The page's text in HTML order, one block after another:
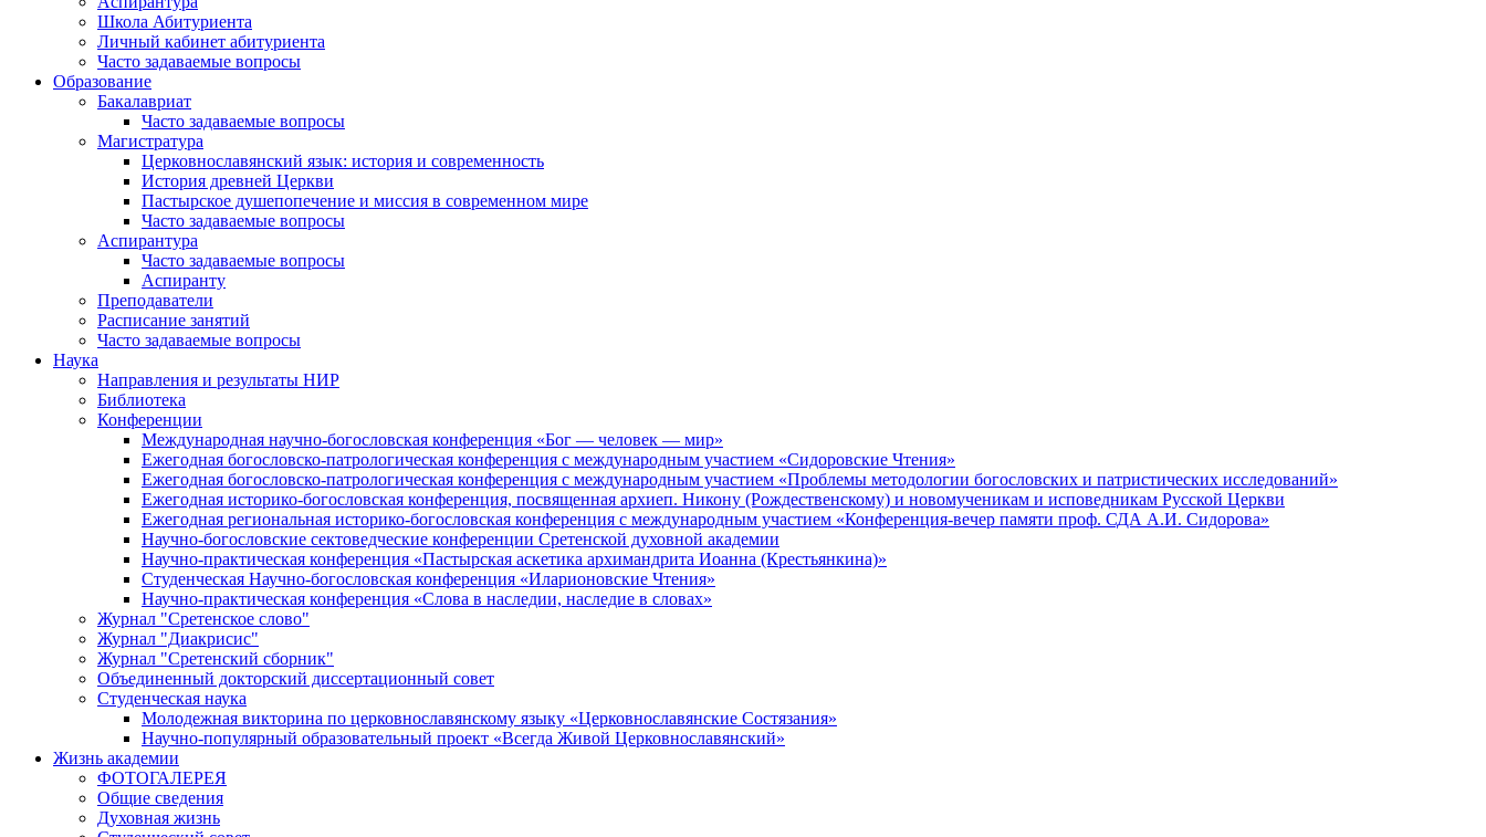
Школа Абитуриента
Личный кабинет абитуриента
Часто задаваемые вопросы
Образование
Бакалавриат
Часто задаваемые вопросы
Магистратура
Церковнославянский язык: история и современность
История древней Церкви
Пастырское душепопечение и миссия в современном мире
Часто задаваемые вопросы
Аспирантура
Часто задаваемые вопросы
Аспиранту
Преподаватели
Расписание занятий
Часто задаваемые вопросы
Наука
Направления и результаты НИР
Библиотека
Конференции
Международная научно-богословская конференция «Бог — человек — мир»
Ежегодная богословско-патрологическая конференция с международным участием «Сидоровские Чтения»
Ежегодная богословско-патрологическая конференция с международным участием «Проблемы методологии богословских и патристических исследований»
Ежегодная историко-богословская конференция, посвященная архиеп. Никону (Рождественскому) и новомученикам и исповедникам Русской Церкви
Ежегодная региональная историко-богословская конференция с международным участием «Конференция-вечер памяти проф. СДА А.И. Сидорова»
Научно-богословские сектоведческие конференции Сретенской духовной академии
Научно-практическая конференция «Пастырская аскетика архимандрита Иоанна (Крестьянкина)»
Студенческая Научно-богословская конференция «Иларионовские Чтения»
Научно-практическая конференция «Cлова в наследии, наследие в словах»
Журнал "Сретенское слово"
Журнал "Диакрисис"
Журнал "Сретенский сборник"
Объединенный докторский диссертационный совет
Студенческая наука
Молодежная викторина по церковнославянскому языку «Церковнославянские Состязания»
Научно-популярный образовательный проект «Всегда Живой Церковнославянский»
Жизнь академии
ФОТОГАЛЕРЕЯ
Общие сведения
Духовная жизнь